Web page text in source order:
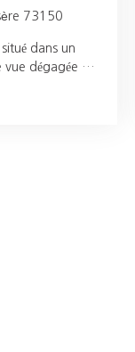
73150
dans un
vue dégagée et